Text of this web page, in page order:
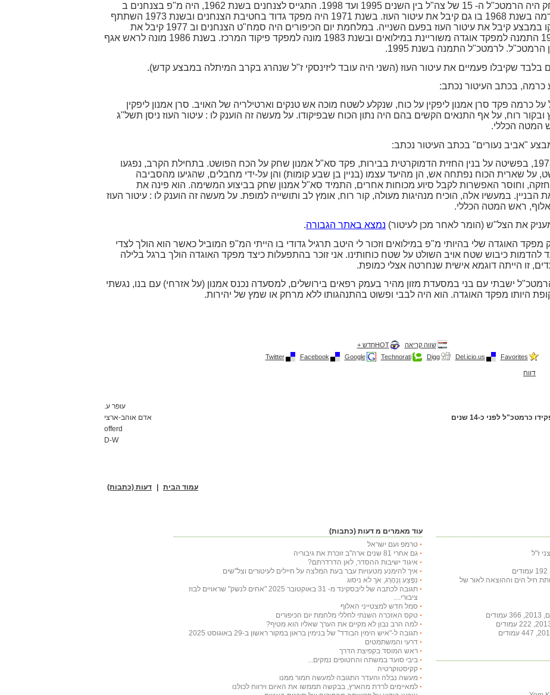
לשחק זכויות רבות במדינה ובצה"ל. שחק היה הרמטכ"ל ה- 15 של צה"ל בין השנים 1995 ועד 1998. התגייס לצנחנים בשנת 1962, היה מ"פ בצנחנים ב
1965 וממלא מקום הסמג"ד במבצע כרמה בשנת 1968 בו גם קיבל את עיטור העוז. בשנת 1971 היה מפקד גדוד בחטיבת הצנחנים ובשנת 1973 השתתף
במבצע "אביב נעורים" בבירות. על חלקו במבצע קיבל את עיטור העוז בפעם השנייה. במלחמת יום הכיפורים היה סמח"ט הצנחנים וב 1977 קיבל את
הפיקוד על חטיבת הצנחנים. בשנת 1980 התמנה למפקד אוגדה משוריינת במילואים ובשנת 1983 מונה למפקד פיקוד המרכז. בשנת 1986 מונה לראש אגף
בלבד שקיבלו פעמיים את עיטור העוז (השני היה עובד ליזינסקי ז"ל שנהרג בקרב המיתלה במבצע קדש).
בכתב העיטור נכתב:
בפשיטת צה"ל על כרמה פקד סרן אמנון ליפקין על כוח, שנקלע לשטח מוכה אש טנקים וארטילריה של האויב. סרן אמנון ליפקין
רוח, על אף התנאים הקשים בהם היה נתון הכוח שבפיקודו. על מעשה זה הוענק לו : עיטור העוז ניסן תשל"ג
.
"אביב נעורים" בכתב העיטור נכתב:
תיאור המעשה: בליל ה-9-10 באפריל 1973, בפשיטה על בנין החזית הדמוקרטית בבירות, פקד סא"ל אמנון שחק על הכח הפושט. בתחילת הקרב, נפגעו
על שארית הכוח נפתחה אש, הן מהיעד עצמו (בניין בן שבע קומות) והן על-ידי מחבלים, שהגיעו מהסביבה
וחוסר האפשרות לקבל סיוע מכוחות אחרים, התמיד סא"ל אמנון שחק בביצוע המשימה. הוא פינה את
במעשיו אלה, הוכיח מנהיגות מעולה, קור רוח, אומץ לב ותושייה למופת. על מעשה זה הוענק לו : עיטור העוז
.
את הצל"ש (הומר לאחר מכן לעיטור) נמצא באתר הגבורה.
האוגדה שלי בהיותי מ"פ במילואים וזכור לי היטב תרגיל גדודי בו הייתי המ"פ המוביל כאשר הוא הולך לצדי
להדמות כיבוש שטח אויב השולט על שטח כוחותינו. אני זוכר בהתפעלות כיצד מפקד האוגדה הולך ברגל בלילה
זו הייתה דוגמא אישית שנחרטה אצלי כמופת.
ישבתי עם בני במסעדת מזון מהיר בעמק רפאים בירושלים, למסעדה נכנס אמנון (על אזרחי) עם בנו, נגשתי
היותו מפקד האוגדה. הוא היה לבבי ופשוט בהתנהגותו ללא מרחק או שמץ של יהירות.
שווה קריאה
HOTחדש +
Favorites
Del.icio.us
Digg
Technorati
Google
Facebook
Twitter
דווח
עופר ע.
אדם אוהב-ארצי
לפני כ-14 שנים
offerd
D-W
עמוד הבית דעות (כתבות)
ז"ל
חיל הים וההוצאה לאור של
עוד מאמרים מ דעות (כתבות)
טרמפ ועם ישראל
גם אחרי 81 שנים ארה"ב זוכרת את גיבוריה
איגוד ישיבות ההסדר, לאן הדרדרתם?
איך להימנע מטעויות עבר בעת המלצה על חיילים לעיטורים וצל"שים
נִפָּצַע וְנֵהָרֵג, אך לא ניסוג
תגובה לכתבה של ליבסקינד מ- 31 באוקטובר 2025 "אחים לנשק" שראויים לבוז
ציבורי....
סמל חדש למצטייני האלוף
טקס האזכרה השנתי לחללי מלחמת יום הכיפורים
למה הרב נבון לא מקיים את הערך שאליו הוא מטיף?
תגובה ל-"איש הימין הבודד" של בנימין בראון במקור ראשון ב-29 באוגוסט 2025
דרעי והמשתמטים
ראש המוסד בקפיצת הדרך
ביבי סועד במשתה והחטופים נמקים...
קקיסטוקרטיה
מעשה נבלה והעדר התגובה למעשה חמור ממנו
למאיימים לרדת מהארץ, בבקשה תממשו את האיום וירווח לכולנו